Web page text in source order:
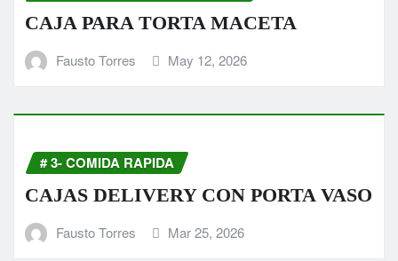
CAJA PARA TORTA MACETA
Fausto Torres May 12, 2026
# 3- COMIDA RAPIDA
CAJAS DELIVERY CON PORTA VASO
Fausto Torres Mar 25, 2026